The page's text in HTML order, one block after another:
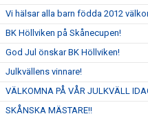
Vi hälsar alla barn födda 2012
BK Höllviken på Skånecupen!
God Jul önskar BK Höllviken!
Julkvällens vinnare!
VÄLKOMNA PÅ VÅR JULKVÄLL
SKÅNSKA MÄSTARE!!